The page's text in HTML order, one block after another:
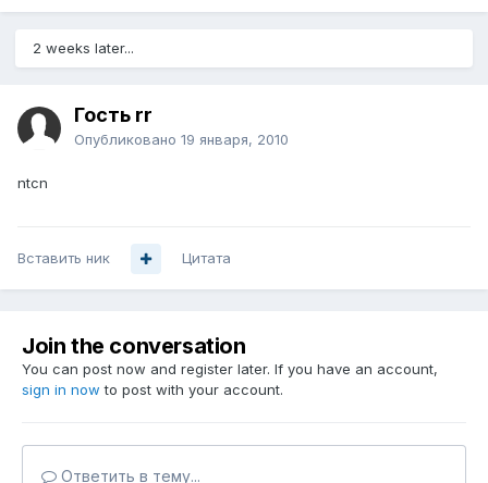
2 weeks later...
Гость rr
Опубликовано 19 января, 2010
ntcn
Вставить ник Цитата
Join the conversation
You can post now and register later. If you have an account,
sign in now to post with your account.
Ответить в тему...